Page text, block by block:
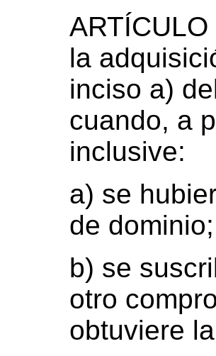
la
inciso a)
cuando, a
inclusive:
a) se
de dominio;
b) se
otro
obtuviere